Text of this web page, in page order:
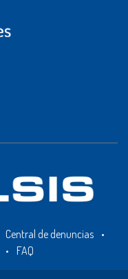
Central de denuncias
•
• FAQ